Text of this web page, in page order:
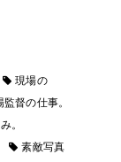
現場の
監督の仕事。
。
素敵写真